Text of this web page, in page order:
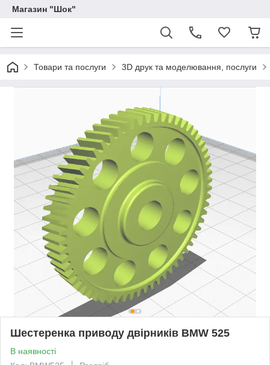
Магазин "Шок"
Товари та послуги 3D друк та моделювання, послуги
Шестеренка приводу двірників BMW 525
В наявності